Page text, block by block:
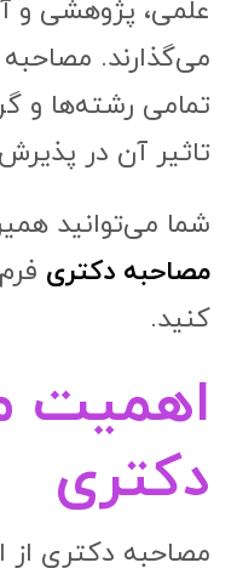
علمی، پژوهشی و
می‌گذارند. مصاحبه
تمامی رشته‌ها و
تاثیر آن در
شما می‌توانید
مصاحبه دکتری
کنید.
اهمیت
دکتری
مصاحبه دکتری از